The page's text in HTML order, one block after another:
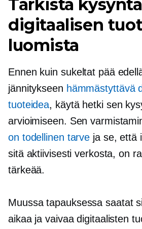
Tarkista
digitaalisen
luomista
Ennen kuin sukeltat pää
jännitykseen hämmästyttävä
tuoteidea, käytä hetki sen
arvioimiseen. Sen
on todellinen tarve ja se, että
sitä aktiivisesti verkosta, on
tärkeää.
Muussa tapauksessa saatat
aikaa ja vaivaa digitaalisten